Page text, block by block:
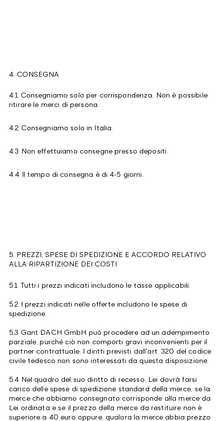
4. CONSEGNA
4.1 Consegniamo solo per corrispondenza. Non è possibile
ritirare le merci di persona.
4.2 Consegniamo solo in Italia.
4.3 Non effettuiamo consegne presso depositi.
4.4 Il tempo di consegna è di 4-5 giorni.
5. PREZZI, SPESE DI SPEDIZIONE E ACCORDO RELATIVO
ALLA RIPARTIZIONE DEI COSTI
5.1 Tutti i prezzi indicati includono le tasse applicabili.
5.2 I prezzi indicati nelle offerte includono le spese di
spedizione.
5.3 Gant DACH GmbH può procedere ad un adempimento
parziale, purché ciò non comporti gravi inconvenienti per il
partner contrattuale. I diritti previsti dall'art. 320 del codice
civile tedesco non sono interessati da questa disposizione.
5.4 Nel quadro del suo diritto di recesso, Lei dovrà farsi
carico delle spese di spedizione standard della merce, se la
merce che abbiamo consegnato corrisponde alla merce da
Lei ordinata e se il prezzo della merce da restituire non è
superiore a 40 euro oppure, qualora la merce abbia prezzo